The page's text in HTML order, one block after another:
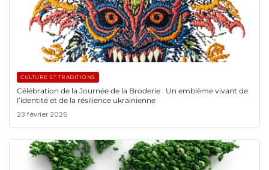
CULTURE ET TRADITIONS
Célébration de la Journée de la Broderie : Un emblème vivant de
l’identité et de la résilience ukrainienne
23 février 2026